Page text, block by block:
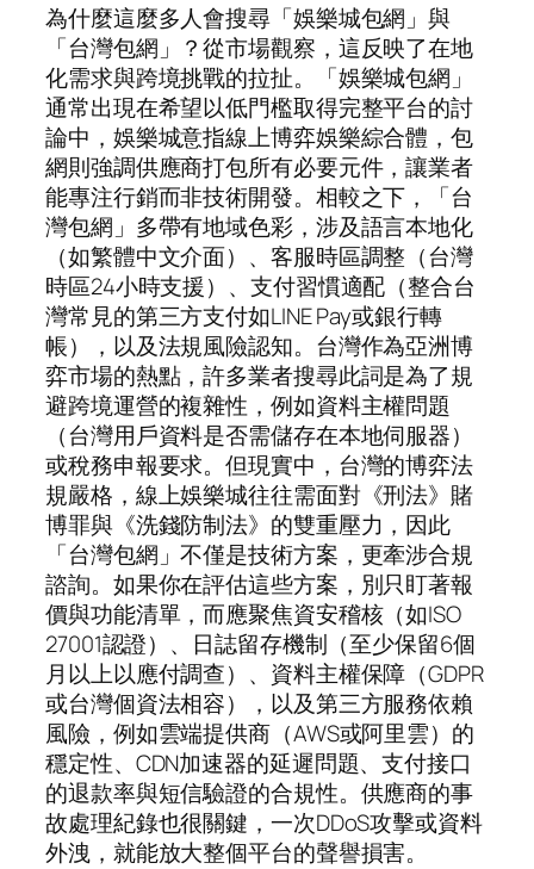
為什麼這麼多人會搜尋「娛樂城包網」與
「台灣包網」？從市場觀察，這反映了在地
化需求與跨境挑戰的拉扯。「娛樂城包網」
通常出現在希望以低門檻取得完整平台的討
論中，娛樂城意指線上博弈娛樂綜合體，包
網則強調供應商打包所有必要元件，讓業者
能專注行銷而非技術開發。相較之下，「台
灣包網」多帶有地域色彩，涉及語言本地化
（如繁體中文介面）、客服時區調整（台灣
時區24小時支援）、支付習慣適配（整合台
灣常見的第三方支付如LINE Pay或銀行轉
帳），以及法規風險認知。台灣作為亞洲博
弈市場的熱點，許多業者搜尋此詞是為了規
避跨境運營的複雜性，例如資料主權問題
（台灣用戶資料是否需儲存在本地伺服器）
或稅務申報要求。但現實中，台灣的博弈法
規嚴格，線上娛樂城往往需面對《刑法》賭
博罪與《洗錢防制法》的雙重壓力，因此
「台灣包網」不僅是技術方案，更牽涉合規
諮詢。如果你在評估這些方案，別只盯著報
價與功能清單，而應聚焦資安稽核（如ISO
27001認證）、日誌留存機制（至少保留6個
月以上以應付調查）、資料主權保障（GDPR
或台灣個資法相容），以及第三方服務依賴
風險，例如雲端提供商（AWS或阿里雲）的
穩定性、CDN加速器的延遲問題、支付接口
的退款率與短信驗證的合規性。供應商的事
故處理紀錄也很關鍵，一次DDoS攻擊或資料
外洩，就能放大整個平台的聲譽損害。